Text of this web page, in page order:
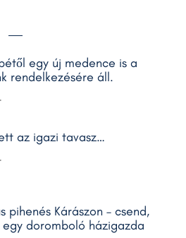
egy új medence is a
rendelkezésére áll.
az igazi tavasz…
pihenés Kárászon – csend,
doromboló házigazda